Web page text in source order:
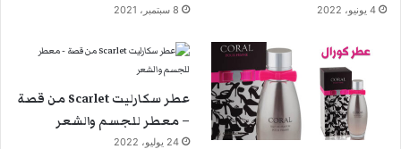
4 يونيو، 2022 8 سبتمبر، 2021
عطر سكارليت Scarlet من قصة
– معطر للجسم والشعر
24 يوليو، 2022